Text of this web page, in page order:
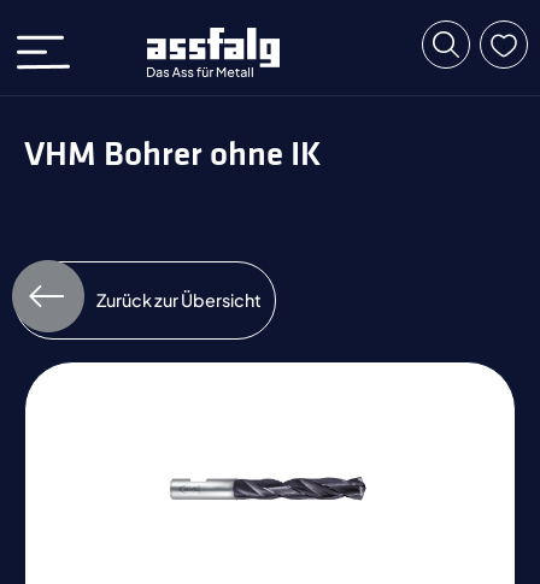
VHM Bohrer ohne IK
Zurück zur Übersicht